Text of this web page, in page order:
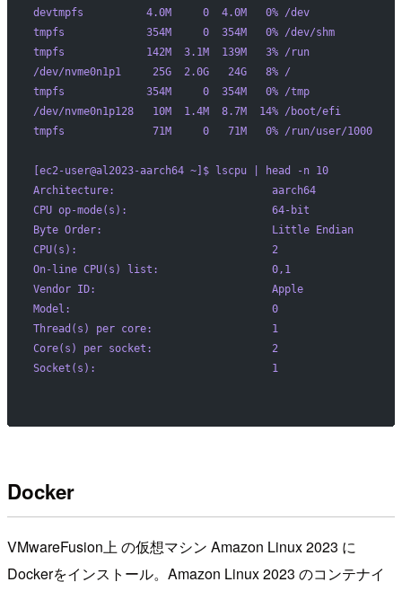
devtmpfs          4.0M     0  4.0M   0% /dev
tmpfs             354M     0  354M   0% /dev/shm
tmpfs             142M  3.1M  139M   3% /run
/dev/nvme0n1p1     25G  2.0G   24G   8% /
tmpfs             354M     0  354M   0% /tmp
/dev/nvme0n1p128   10M  1.4M  8.7M  14% /boot/efi
tmpfs              71M     0   71M   0% /run/user/1000
[ec2-user@al2023-aarch64 ~]$ lscpu | head -n 10
Architecture:                         aarch64
CPU op-mode(s):                       64-bit
Byte Order:                           Little Endian
CPU(s):                               2
On-line CPU(s) list:                  0,1
Vendor ID:                            Apple
Model:                                0
Thread(s) per core:                   1
Core(s) per socket:                   2
Socket(s):                            1
Docker
VMwareFusion上 の仮想マシン Amazon Linux 2023 に
Dockerをインストール。Amazon Linux 2023 のコンテナイ